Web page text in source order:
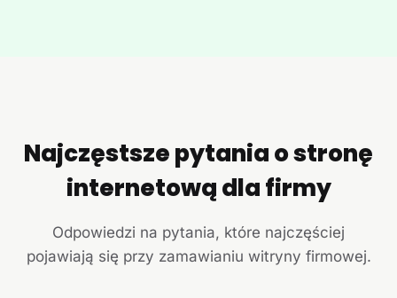
Najczęstsze pytania o stronę
internetową dla firmy
Odpowiedzi na pytania, które najczęściej
pojawiają się przy zamawianiu witryny firmowej.